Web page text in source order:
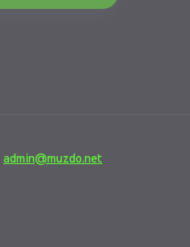
admin@muzdo.net